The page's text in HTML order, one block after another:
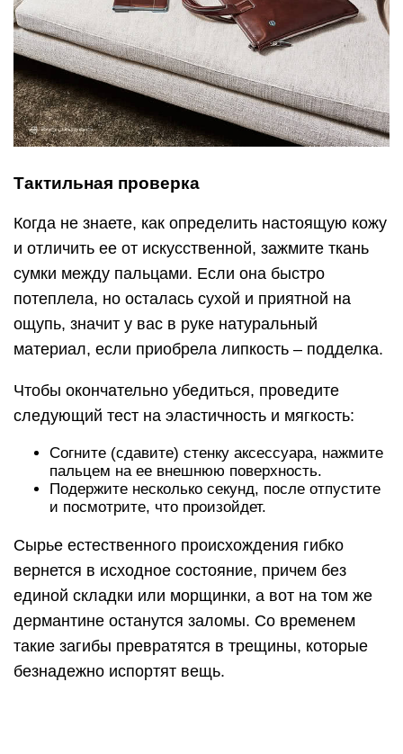
потеплела, но осталась сухой и приятной на
ощупь, значит у вас в руке натуральный
материал, если приобрела липкость – подделка.
Чтобы окончательно убедиться, проведите
следующий тест на эластичность и мягкость:
пальцем на ее внешнюю поверхность.
и посмотрите, что произойдет.
Сырье естественного происхождения гибко
вернется в исходное состояние, причем без
единой складки или морщинки, а вот на том же
дермантине останутся заломы. Со временем
такие загибы превратятся в трещины, которые
безнадежно испортят вещь.